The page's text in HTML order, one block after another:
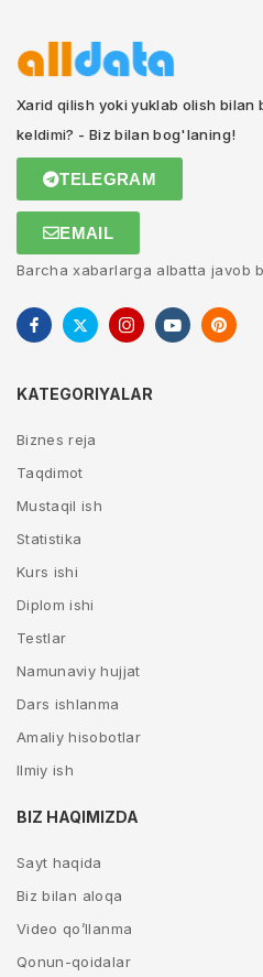
Xarid qilish yoki yuklab olish bilan
keldimi? - Biz bilan bog'laning!
TELEGRAM
EMAIL
Barcha xabarlarga albatta javob
KATEGORIYALAR
Biznes reja
Taqdimot
Mustaqil ish
Statistika
Kurs ishi
Diplom ishi
Testlar
Namunaviy hujjat
Dars ishlanma
Amaliy hisobotlar
Ilmiy ish
BIZ HAQIMIZDA
Sayt haqida
Biz bilan aloqa
Video qo’llanma
Qonun-qoidalar